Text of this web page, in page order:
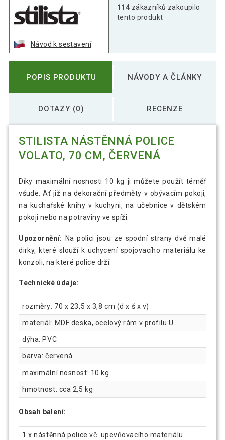
Stilista Nástěnná police Volato, 80 cm,
červená
524 Kč
Stilista Nástěnná police Volato, 90 cm,
červená
Návod k sestavení
114 zákazníků zakoupilo
tento produkt
POPIS PRODUKTU NÁVODY A ČLÁNKY
DOTAZY (0) RECENZE
STILISTA NÁSTĚNNÁ POLICE
VOLATO, 70 CM, ČERVENÁ
Díky maximální nosnosti 10 kg ji můžete použít téměř
všude. Ať již na dekorační předměty v obývacím pokoji,
na kuchařské knihy v kuchyni, na učebnice v dětském
pokoji nebo na potraviny ve spíži.
Upozornění:
Na polici jsou ze spodní strany dvě malé
dirky, které slouží k uchycení spojovacího materiálu ke
konzoli, na které police drží.
Technické údaje:
rozměry: 70 x 23,5 x 3,8 cm (d x š x v)
materiál: MDF deska, ocelový rám v profilu U
dýha: PVC
barva: červená
maximální nosnost: 10 kg
hmotnost: cca 2,5 kg
Obsah balení:
1 x nástěnná police vč. upevňovacího materiálu